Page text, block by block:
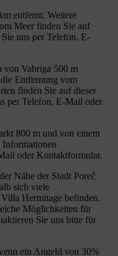
entfernt. Weitere
Meer finden Sie auf
uns per Telefon, E-
Vabriga 500 m
Entfernung vom
finden Sie auf dieser
per Telefon, E-Mail oder
800 m und von einem
Informationen
oder Kontaktformular.
Nähe der Stadt Poreč
sich viele
Hermitage befinden.
Möglichkeiten für
Sie uns bitte für
ein Angeld von 30%